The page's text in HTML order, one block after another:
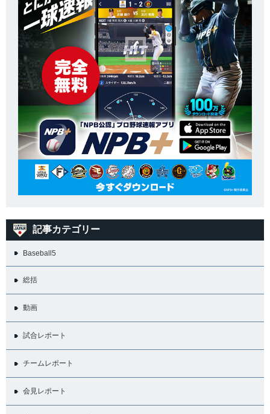
記事カテゴリー
Baseball5
総括
動画
試合レポート
チームレポート
会見レポート